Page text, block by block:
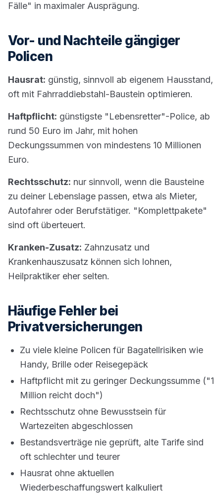
Fälle" in maximaler Ausprägung.
Vor- und Nachteile gängiger
Policen
Hausrat: günstig, sinnvoll ab eigenem Hausstand,
oft mit Fahrraddiebstahl-Baustein optimieren.
Haftpflicht: günstigste "Lebensretter"-Police, ab
rund 50 Euro im Jahr, mit hohen
Deckungssummen von mindestens 10 Millionen
Euro.
Rechtsschutz: nur sinnvoll, wenn die Bausteine
zu deiner Lebenslage passen, etwa als Mieter,
Autofahrer oder Berufstätiger. "Komplettpakete"
sind oft überteuert.
Kranken-Zusatz: Zahnzusatz und
Krankenhauszusatz können sich lohnen,
Heilpraktiker eher selten.
Häufige Fehler bei
Privatversicherungen
Zu viele kleine Policen für Bagatellrisiken wie
Handy, Brille oder Reisegepäck
Haftpflicht mit zu geringer Deckungssumme ("1
Million reicht doch")
Rechtsschutz ohne Bewusstsein für
Wartezeiten abgeschlossen
Bestandsverträge nie geprüft, alte Tarife sind
oft schlechter und teurer
Hausrat ohne aktuellen
Wiederbeschaffungswert kalkuliert